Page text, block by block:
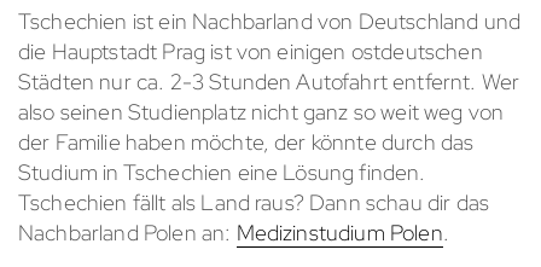
Tschechien ist ein Nachbarland von Deutschland und
die Hauptstadt Prag ist von einigen ostdeutschen
Städten nur ca. 2-3 Stunden Autofahrt entfernt. Wer
also seinen Studienplatz nicht ganz so weit weg von
der Familie haben möchte, der könnte durch das
Studium in Tschechien eine Lösung finden.
Tschechien fällt als Land raus? Dann schau dir das
Nachbarland Polen an: Medizinstudium Polen.